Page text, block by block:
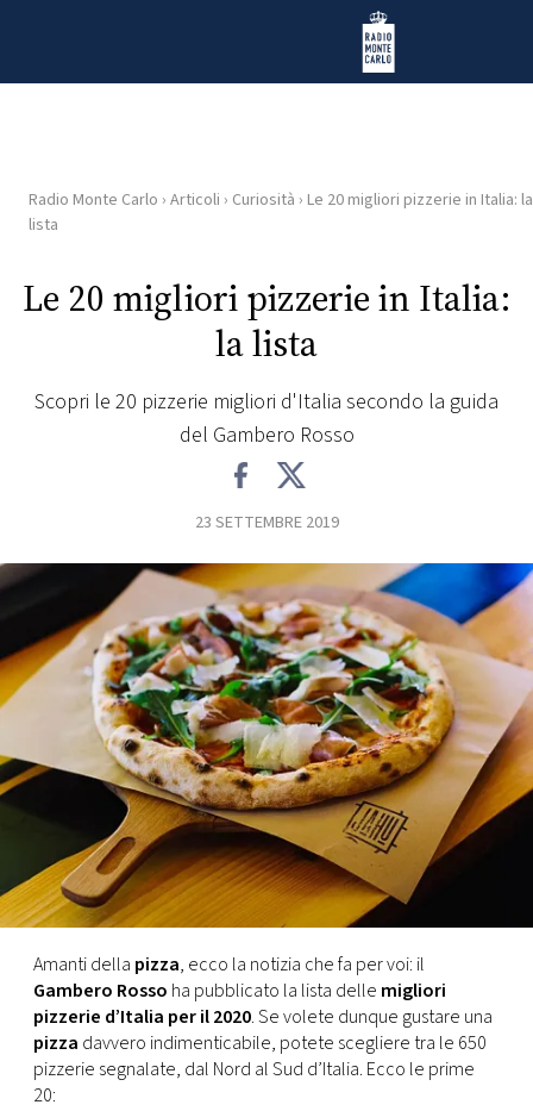
Radio Monte Carlo
HOME
RADIO
FOTO
CONCORSI
EVENTI
VIDEO
TV
PRINCIPATO
DI
MONACO
RMC
CONSIGLIA
Radio Monte Carlo › Articoli › Curiosità › Le 20 migliori pizzerie in Italia: la
lista
Le 20 migliori pizzerie in Italia:
la lista
Scopri le 20 pizzerie migliori d'Italia secondo la guida
del Gambero Rosso
23 SETTEMBRE 2019
Amanti della pizza, ecco la notizia che fa per voi: il
Gambero Rosso ha pubblicato la lista delle migliori
pizzerie d’Italia per il 2020. Se volete dunque gustare una
pizza davvero indimenticabile, potete scegliere tra le 650
pizzerie segnalate, dal Nord al Sud d’Italia. Ecco le prime
20: